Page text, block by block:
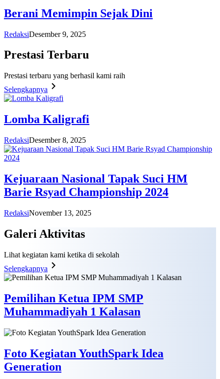
Berani Memimpin Sejak Dini
RedaksiDesember 9, 2025
Prestasi Terbaru
Prestasi terbaru yang berhasil kami raih
Selengkapnya
Lomba Kaligrafi
RedaksiDesember 8, 2025
Kejuaraan Nasional Tapak Suci HM
Barie Rsyad Championship 2024
RedaksiNovember 13, 2025
Galeri Aktivitas
Lihat kegiatan kami ketika di sekolah
Selengkapnya
Pemilihan Ketua IPM SMP
Muhammadiyah 1 Kalasan
Foto Kegiatan YouthSpark Idea
Generation